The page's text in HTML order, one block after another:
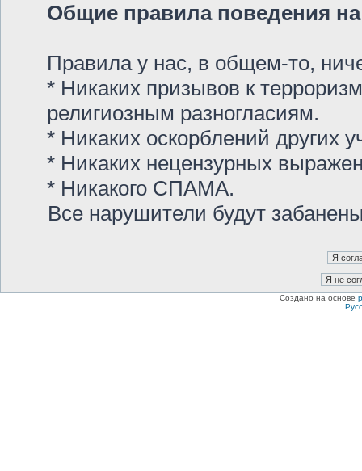
Общие правила поведения на
Правила у нас, в общем-то,
* Никаких призывов к
религиозным разногласиям.
* Никаких оскорблений других
* Никаких нецензурных
* Никакого СПАМА.
Все нарушители будут
Создано на основе